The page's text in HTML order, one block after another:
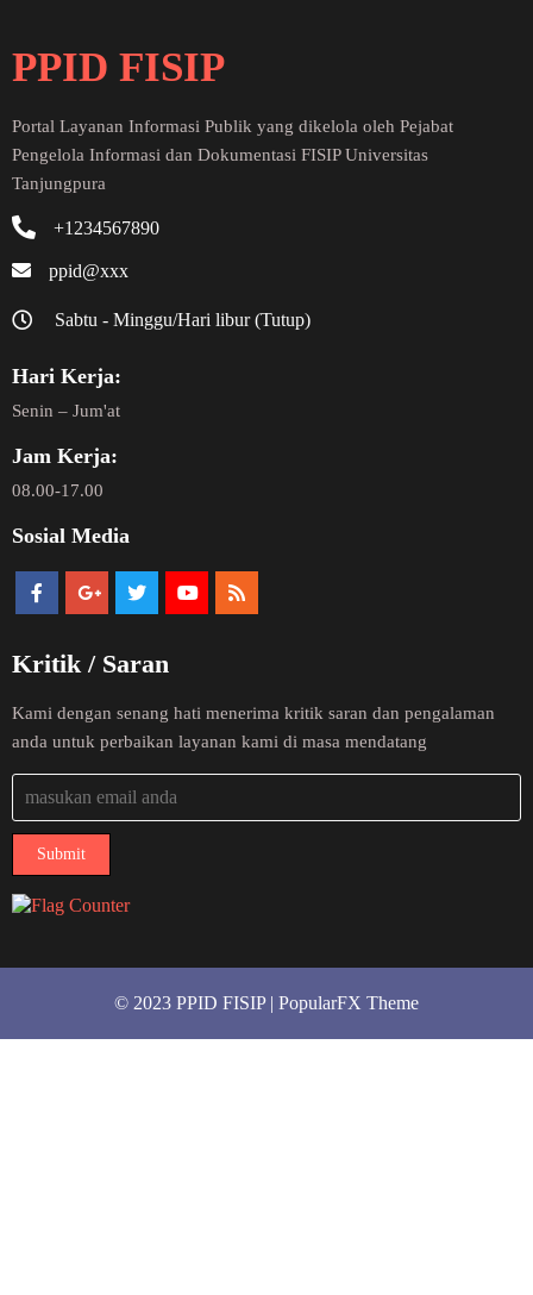
PPID FISIP
Portal Layanan Informasi Publik yang dikelola oleh Pejabat
Pengelola Informasi dan Dokumentasi FISIP Universitas
Tanjungpura
+1234567890
ppid@xxx
Sabtu - Minggu/Hari libur (Tutup)
Hari Kerja:
Senin – Jum'at
Jam Kerja:
08.00-17.00
Sosial Media
Kritik / Saran
Kami dengan senang hati menerima kritik saran dan pengalaman
anda untuk perbaikan layanan kami di masa mendatang
Submit
© 2023 PPID FISIP | PopularFX Theme